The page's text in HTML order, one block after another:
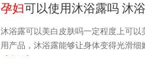
孕妇可以使用沐浴露吗 沐
沐浴露可以美白皮肤吗一定程度上可
用产品，沐浴露能够让身体变得光滑